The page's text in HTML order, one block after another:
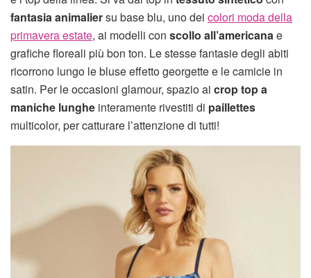
fantasia animaliersu base blu, uno dei colori moda della
primavera estate, ai modelli con scollo all’americanae
grafiche floreali più bon ton. Le stesse fantasie degli abiti
ricorrono lungo le bluse effetto georgette e le camicie in
satin. Per le occasioni glamour, spazio ai crop top a
maniche lunghe interamente rivestiti di paillettes
multicolor, per catturare l’attenzione di tutti!